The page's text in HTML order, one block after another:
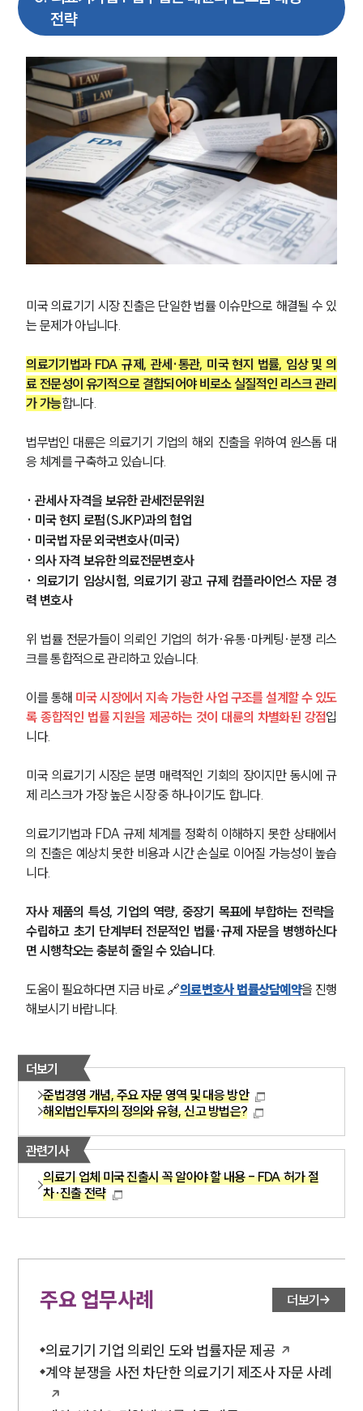
의료·바이오·헬스케어그룹 업무
전체
구성원 소개
의료전문변호사
소식/자료
언론보도
공지사항
법률서식
뉴스레터/브로슈어
대륜법률상담예약
전략
미국 의료기기 시장 진출은 단일한 법률 이슈만으로 해결될 수 있
는 문제가 아닙니다.
의료기기법과 FDA 규제, 관세·통관, 미국 현지 법률, 임상 및 의
료 전문성이 유기적으로 결합되어야 비로소 실질적인 리스크 관리
가 가능합니다.
법무법인 대륜은 의료기기 기업의 해외 진출을 위하여 원스톱 대
응 체계를 구축하고 있습니다.
· 관세사 자격을 보유한 관세전문위원
· 미국 현지 로펌(SJKP)과의 협업
· 미국법 자문 외국변호사(미국)
· 의사 자격 보유한 의료전문변호사
· 의료기기 임상시험, 의료기기 광고 규제 컴플라이언스 자문 경
력 변호사
위 법률 전문가들이 의뢰인 기업의 허가·유통·마케팅·분쟁 리스
크를 통합적으로 관리하고 있습니다.
이를 통해 미국 시장에서 지속 가능한 사업 구조를 설계할 수 있도
록 종합적인 법률 지원을 제공하는 것이 대륜의 차별화된 강점입
니다.
미국 의료기기 시장은 분명 매력적인 기회의 장이지만 동시에 규
제 리스크가 가장 높은 시장 중 하나이기도 합니다.
의료기기법과 FDA 규제 체계를 정확히 이해하지 못한 상태에서
의 진출은 예상치 못한 비용과 시간 손실로 이어질 가능성이 높습
니다.
자사 제품의 특성, 기업의 역량, 중장기 목표에 부합하는 전략을
수립하고 초기 단계부터 전문적인 법률·규제 자문을 병행하신다
면 시행착오는 충분히 줄일 수 있습니다.
도움이 필요하다면 지금 바로 🔗의료변호사 법률상담예약을 진행
해보시기 바랍니다.
더보기
준법경영 개념, 주요 자문 영역 및 대응 방안
해외법인투자의 정의와 유형, 신고 방법은?
관련기사
의료기 업체 미국 진출시 꼭 알아야 할 내용 - FDA 허가 절
차·진출 전략
주요 업무사례 더보기
의료기기 기업 의뢰인 도와 법률자문 제공
계약 분쟁을 사전 차단한 의료기기 제조사 자문 사례